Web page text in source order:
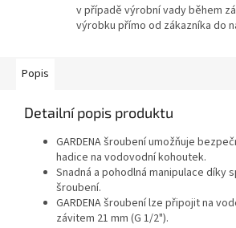
v případě výrobní vady během
výrobku přímo od zákazníka do
Popis
Detailní popis produktu
GARDENA šroubení umožňuje
hadice na vodovodní kohoutek.
Snadná a pohodlná manipulace díky
šroubení.
GARDENA šroubení lze připojit na
závitem 21 mm (G 1/2").